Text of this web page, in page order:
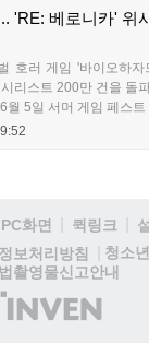
1:1 교전...
'RE: 베로니카' 위
호러 게임 '바이오하자
리스트 200만 건을 돌
월 5일 서머 게임 페스
년 작을 현대적으로 재
크리스 남매의 이야기를
, 구체적인 출시일과
PC화면 퀵링크
보처리방침
청소
촬영물신고안내
(주)
인